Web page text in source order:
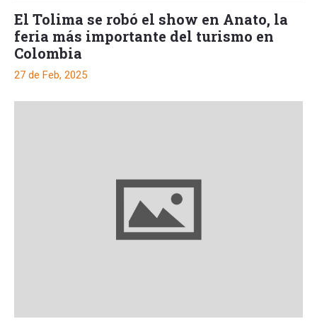
El Tolima se robó el show en Anato, la
feria más importante del turismo en
Colombia
27 de Feb, 2025